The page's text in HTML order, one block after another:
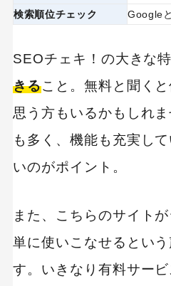
検索順位チェック
Google
SEOチェキ！の大きな
きること。無料と聞く
思う方もいるかもしれ
も多く、機能も充実し
いのがポイント。
また、こちらのサイト
単に使いこなせるとい
す。いきなり有料サー